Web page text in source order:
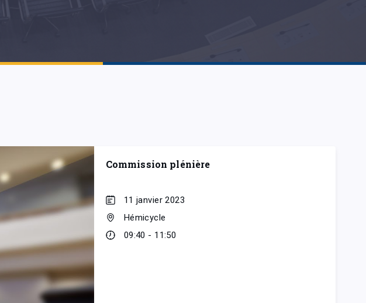
Commission plénière
11 janvier 2023
Hémicycle
09:40 - 11:50